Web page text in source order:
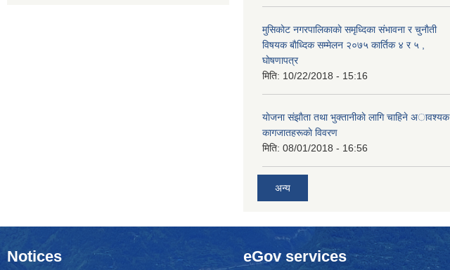
मुसिकाेट नगरपालिकाकाे समृध्दिका संभावना र चुनाैती
विषयक बाैध्दिक सम्मेलन २०७५ कार्तिक ४ र ५ ,
घाेषणापत्र
मिति: 10/22/2018 - 15:16
याेजना संझाैता तथा भुक्तानीकाे लागि चाहिने अावश्यक
कागजातहरूकाे विवरण
मिति: 08/01/2018 - 16:56
अन्य
Notices eGov services